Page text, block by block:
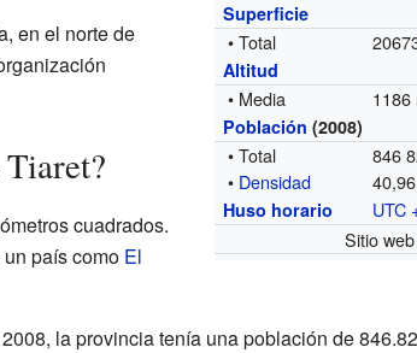
Superficie
• Total
Altitud
• Media 1186
Población (2008)
• Total
846
• Densidad
Huso horario
UTC
Sitio
en el norte de
cuadrados.
país como El
la provincia tenía una población de